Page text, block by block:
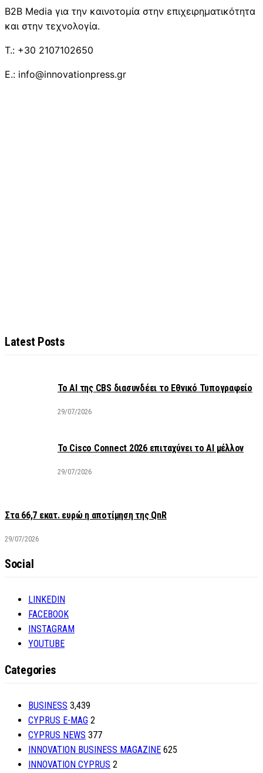
B2B Media για την καινοτομία στην επιχειρηματικότητα
και στην τεχνολογία.
T.: +30 2107102650
E.: info@innovationpress.gr
Latest Posts
Το AI της CBS διασυνδέει το Εθνικό Τυπογραφείο
29/07/2026
Το Cisco Connect 2026 επιταχύνει το AI μέλλον
29/07/2026
Στα 66,7 εκατ. ευρώ η αποτίμηση της QnR
29/07/2026
Social
LINKEDIN
FACEBOOK
INSTAGRAM
YOUTUBE
Categories
BUSINESS 3,439
CYPRUS E-MAG 2
CYPRUS NEWS 377
INNOVATION BUSINESS MAGAZINE 625
INNOVATION CYPRUS 2